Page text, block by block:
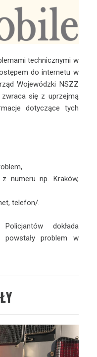
technicznymi w
do internetu w
Wojewódzki NSZZ
zwraca się z uprzejmą
dotyczące tych
numeru np. Kraków,
telefon/.
dokłada
powstały problem w